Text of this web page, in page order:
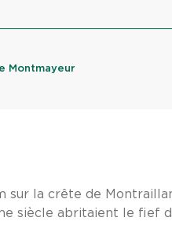
Montmayeur
sur la crête de
siècle abritaient le fief